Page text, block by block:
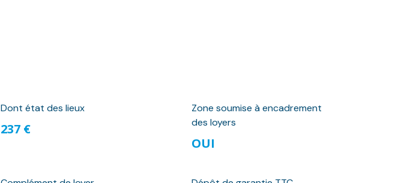
Dont état des lieux
237 €
Zone soumise à encadrement
des loyers
OUI